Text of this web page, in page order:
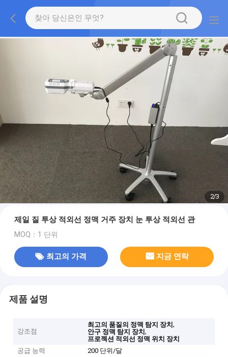
2/3
제일 질 투상 적외선 정맥 거주 장치 눈 투상 적외선 관
MOQ：1 단위
최고의 가격 지금 연락
제품 설명
강조점
최고의 품질의 정맥 탐지 장치,
안구 정맥 탐지 장치,
프로젝션 적외선 정맥 위치 장치
공급 능력
200 단위/달